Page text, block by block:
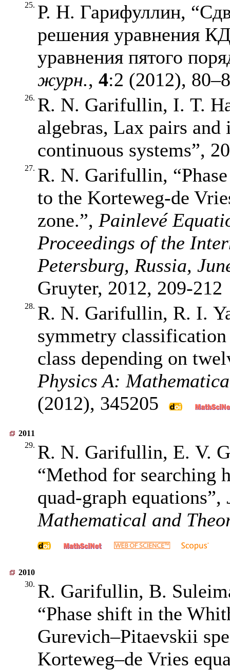
25. Р. Н. Гарифуллин,
решения уравнения
уравнения пятого
журн., 4:2 (2012),
26. R. N. Garifullin, I. T.
algebras, Lax pairs and
continuous systems”,
27. R. N. Garifullin,
to the Korteweg-de
zone.”, Painlevé
Proceedings of the
Petersburg, Russia,
Gruyter, 2012, 209-212
28. R. N. Garifullin, R. I.
symmetry
class depending on
Physics A:
(2012), 345205
2011
29. R. N. Garifullin, E. V.
“Method for searching
quad-graph equations”,
Mathematical and
2010
30. R. Garifullin, B.
“Phase shift in the
Gurevich–Pitaevskii
Korteweg–de Vries